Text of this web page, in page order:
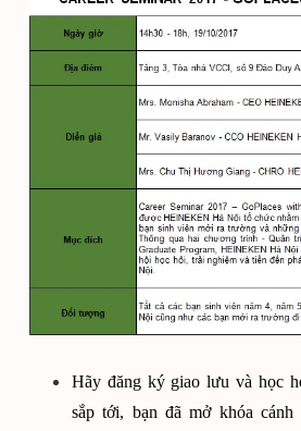
Hãy đăng ký giao lưu và học
sắp tới, bạn đã mở khóa